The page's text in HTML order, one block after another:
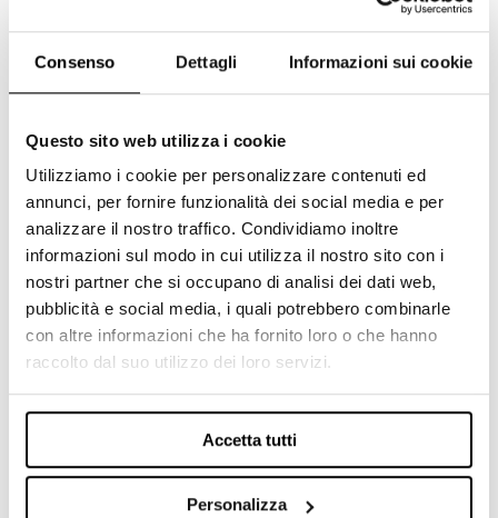
Consenso Dettagli Informazioni sui cookie
Questo sito web utilizza i cookie
Utilizziamo i cookie per personalizzare contenuti ed
annunci, per fornire funzionalità dei social media e per
analizzare il nostro traffico. Condividiamo inoltre
informazioni sul modo in cui utilizza il nostro sito con i
nostri partner che si occupano di analisi dei dati web,
pubblicità e social media, i quali potrebbero combinarle
con altre informazioni che ha fornito loro o che hanno
raccolto dal suo utilizzo dei loro servizi.
Accetta tutti
Personalizza
oppure riscattando il seguente codice sconto
Ci vediamo il 23 e 24 Novembre!
Il team di Lead Champion
Scopri le aziende che
visitano il tuo sito web:
Richiedi una prova gratuita di
Lead Champion e aumenta i
potenziali clienti per la tua
azienda!